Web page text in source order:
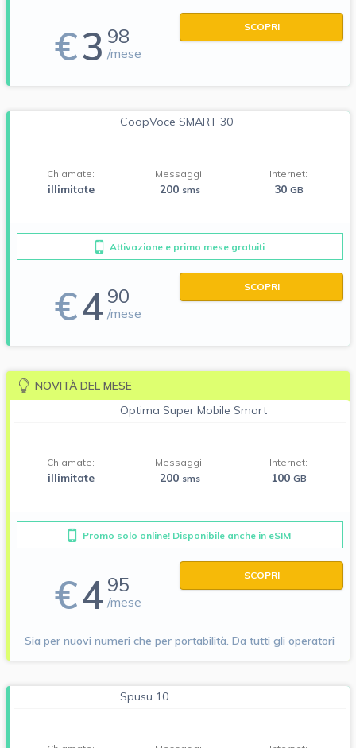
€3 98
/mese
SCOPRI
CoopVoce SMART 30
Chiamate:
illimitate
Messaggi:
200 sms
Internet:
30 GB
Attivazione e primo mese gratuiti
€4 90
/mese
SCOPRI
NOVITÀ DEL MESE
Optima Super Mobile Smart
Chiamate:
illimitate
Messaggi:
200 sms
Internet:
100 GB
Promo solo online! Disponibile anche in eSIM
€4 95
/mese
SCOPRI
Sia per nuovi numeri che per portabilità. Da tutti gli operatori
Spusu 10